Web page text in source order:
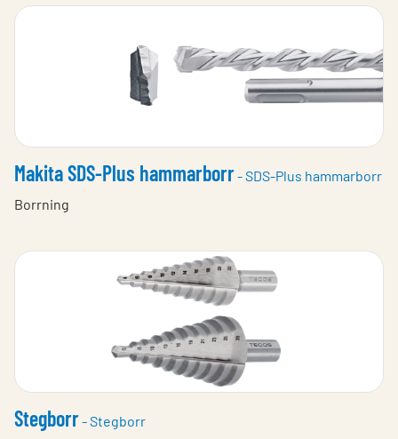
Makita SDS-Plus hammarborr- SDS-Plus hammarborr
Borrning
Stegborr- Stegborr